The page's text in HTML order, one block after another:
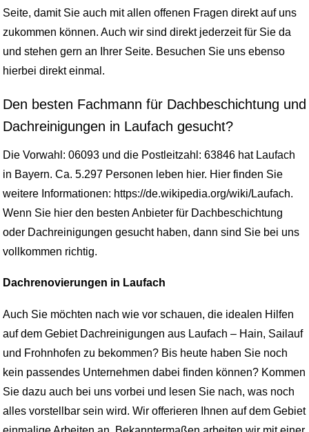
Seite, damit Sie auch mit allen offenen Fragen direkt auf uns
zukommen können. Auch wir sind direkt jederzeit für Sie da
und stehen gern an Ihrer Seite. Besuchen Sie uns ebenso
hierbei direkt einmal.
Den besten Fachmann für Dachbeschichtung und
Dachreinigungen in Laufach gesucht?
Die Vorwahl: 06093 und die Postleitzahl: 63846 hat Laufach
in Bayern. Ca. 5.297 Personen leben hier. Hier finden Sie
weitere Informationen: https://de.wikipedia.org/wiki/Laufach.
Wenn Sie hier den besten Anbieter für Dachbeschichtung
oder Dachreinigungen gesucht haben, dann sind Sie bei uns
vollkommen richtig.
Dachrenovierungen in Laufach
Auch Sie möchten nach wie vor schauen, die idealen Hilfen
auf dem Gebiet Dachreinigungen aus Laufach – Hain, Sailauf
und Frohnhofen zu bekommen? Bis heute haben Sie noch
kein passendes Unternehmen dabei finden können? Kommen
Sie dazu auch bei uns vorbei und lesen Sie nach, was noch
alles vorstellbar sein wird. Wir offerieren Ihnen auf dem Gebiet